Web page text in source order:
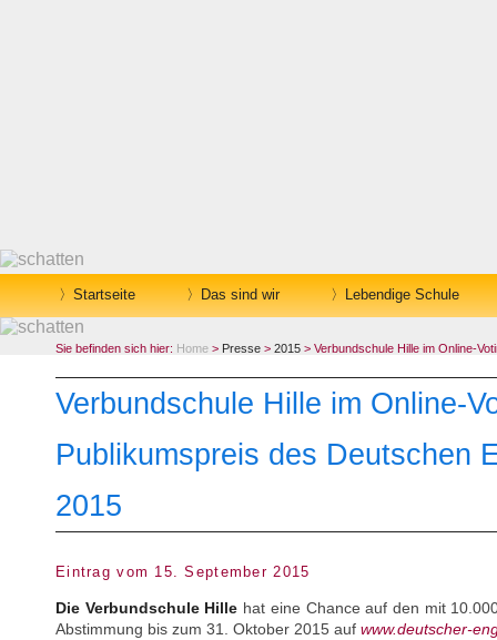
Startseite Das sind wir Lebendige Schule
Sie befinden sich hier: Home > Presse > 2015 > Verbundschule Hille im Online-
Verbundschule Hille im Online-
Publikumspreis des Deutschen
2015
Eintrag vom 15. September 2015
Die Verbundschule Hille hat eine Chance auf den mit
Abstimmung bis zum 31. Oktober 2015 auf www.deutscher-